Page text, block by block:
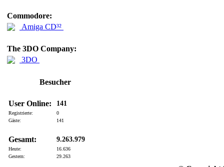
Commodore:
Amiga CD³²
The 3DO Company:
3DO
Besucher
User Online: 141
Registrierte:
0
Gäste:
141
Gesamt: 9.263.979
Heute:
16.636
Gestern:
29.263